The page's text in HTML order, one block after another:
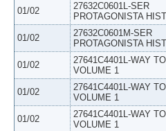
01/02
27632C0601L-SER
PROTAGONISTA
01/02
27632C0601M-SER
PROTAGONISTA
01/02
27641C4401L-WAY
VOLUME 1
01/02
27641C4401L-WAY
VOLUME 1
01/02
27641C4401L-WAY
VOLUME 1